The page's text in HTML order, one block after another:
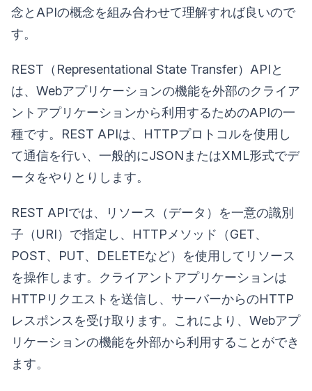
念とAPIの概念を組み合わせて理解すれば良いので
す。
REST（Representational State Transfer）APIと
は、Webアプリケーションの機能を外部のクライア
ントアプリケーションから利用するためのAPIの一
種です。REST APIは、HTTPプロトコルを使用し
て通信を行い、一般的にJSONまたはXML形式でデ
ータをやりとりします。
REST APIでは、リソース（データ）を一意の識別
子（URI）で指定し、HTTPメソッド（GET、
POST、PUT、DELETEなど）を使用してリソース
を操作します。クライアントアプリケーションは
HTTPリクエストを送信し、サーバーからのHTTP
レスポンスを受け取ります。これにより、Webアプ
リケーションの機能を外部から利用することができ
ます。